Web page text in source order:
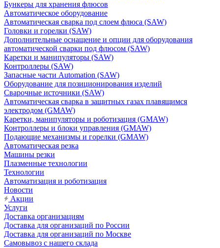
Бункеры для хранения флюсов
Автоматическое оборудование
Автоматическая сварка под слоем флюса (SAW)
Головки и горелки (SAW)
Дополнительные оснащение и опции для оборудования
автоматической сварки под флюсом (SAW)
Каретки и манипуляторы (SAW)
Контроллеры (SAW)
Запасные части Automation (SAW)
Оборудование для позиционирования изделий
Сварочные источники (SAW)
Автоматическая сварка в защитных газах плавящимся
электродом (GMAW)
Каретки, манипуляторы и роботизация (GMAW)
Контроллеры и блоки управления (GMAW)
Подающие механизмы и горелки (GMAW)
Автоматическая резка
Машины резки
Плазменные технологии
Технологии
Автоматизация и роботизация
Новости
Акции
Услуги
Доставка организациям
Доставка для организаций по России
Доставка для организаций по Москве
Самовывоз с нашего склада